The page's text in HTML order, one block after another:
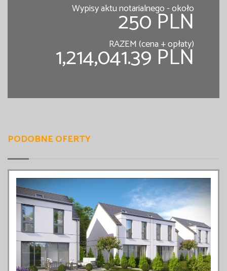
Wypisy aktu notarialnego - około
250 PLN
RAZEM (cena + opłaty)
1,214,041.39 PLN
PODOBNE OFERTY